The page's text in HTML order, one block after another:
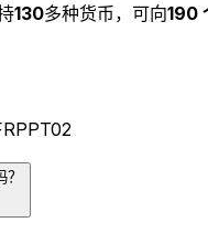
130多种货币，可向190